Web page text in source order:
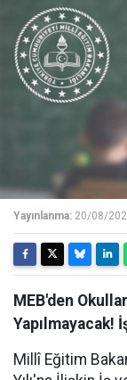
Yayınlanma: 20/08/
MEB'den
Yapılmayacak!
Millî Eğitim